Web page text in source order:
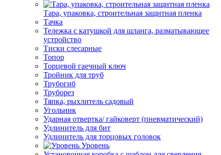
Тара, упаковка, строительная защитная пленка
Тачка
Тележка с катушкой для шланга, разматывающее
устройство
Тиски слесарные
Топор
Торцевой гаечный ключ
Тройник для труб
Трубогиб
Труборез
Тяпка, рыхлитель садовый
Угольник
Ударная отвертка/ гайковерт (пневматический)
Удлинитель для бит
Удлинитель для торцовых головок
Уровень